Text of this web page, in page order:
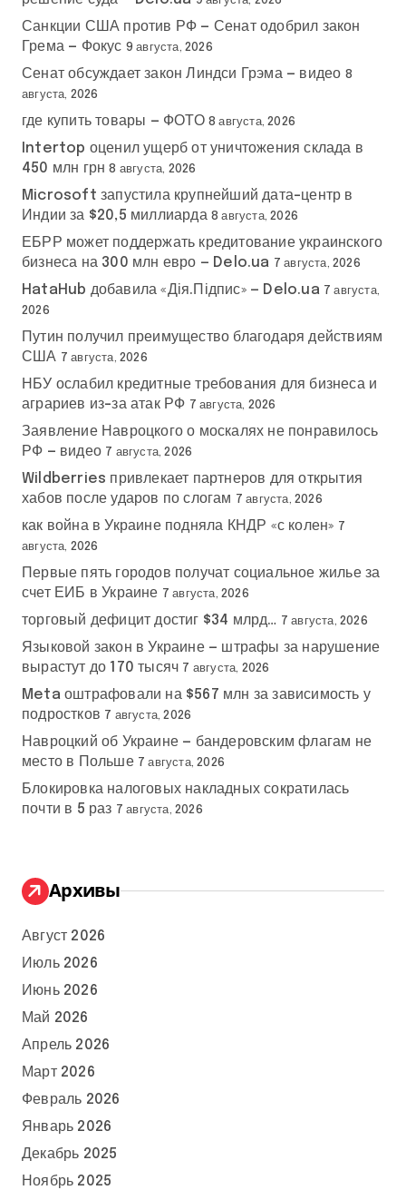
Санкции США против РФ — Сенат одобрил закон
Грема — Фокус 9 августа, 2026
Сенат обсуждает закон Линдси Грэма — видео 8
августа, 2026
где купить товары — ФОТО 8 августа, 2026
Intertop оценил ущерб от уничтожения склада в
450 млн грн 8 августа, 2026
Microsoft запустила крупнейший дата-центр в
Индии за $20,5 миллиарда 8 августа, 2026
ЕБРР может поддержать кредитование украинского
бизнеса на 300 млн евро — Delo.ua 7 августа, 2026
HataHub добавила «Дія.Підпис» — Delo.ua 7 августа,
2026
Путин получил преимущество благодаря действиям
США 7 августа, 2026
НБУ ослабил кредитные требования для бизнеса и
аграриев из-за атак РФ 7 августа, 2026
Заявление Навроцкого о москалях не понравилось
РФ — видео 7 августа, 2026
Wildberries привлекает партнеров для открытия
хабов после ударов по слогам 7 августа, 2026
как война в Украине подняла КНДР «с колен» 7
августа, 2026
Первые пять городов получат социальное жилье за
счет ЕИБ в Украине 7 августа, 2026
торговый дефицит достиг $34 млрд… 7 августа, 2026
Языковой закон в Украине — штрафы за нарушение
вырастут до 170 тысяч 7 августа, 2026
Meta оштрафовали на $567 млн за зависимость у
подростков 7 августа, 2026
Навроцкий об Украине — бандеровским флагам не
место в Польше 7 августа, 2026
Блокировка налоговых накладных сократилась
почти в 5 раз 7 августа, 2026
Архивы
Август 2026
Июль 2026
Июнь 2026
Май 2026
Апрель 2026
Март 2026
Февраль 2026
Январь 2026
Декабрь 2025
Ноябрь 2025